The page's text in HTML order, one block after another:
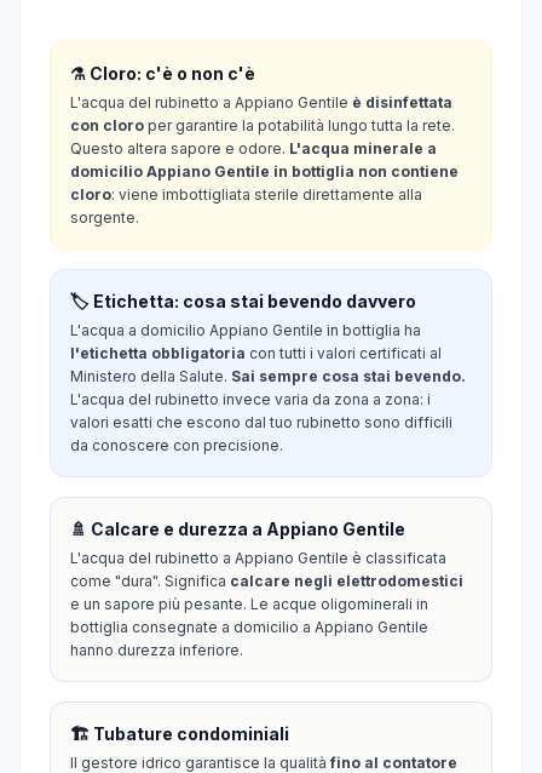
⚗️ Cloro: c'è o non c'è
L'acqua del rubinetto a Appiano Gentile è disinfettata
con cloro per garantire la potabilità lungo tutta la rete.
Questo altera sapore e odore. L'acqua minerale a
domicilio Appiano Gentile in bottiglia non contiene
cloro: viene imbottigliata sterile direttamente alla
sorgente.
🏷️ Etichetta: cosa stai bevendo davvero
L'acqua a domicilio Appiano Gentile in bottiglia ha
l'etichetta obbligatoria con tutti i valori certificati al
Ministero della Salute. Sai sempre cosa stai bevendo.
L'acqua del rubinetto invece varia da zona a zona: i
valori esatti che escono dal tuo rubinetto sono difficili
da conoscere con precisione.
🚿 Calcare e durezza a Appiano Gentile
L'acqua del rubinetto a Appiano Gentile è classificata
come "dura". Significa calcare negli elettrodomestici
e un sapore più pesante. Le acque oligominerali in
bottiglia consegnate a domicilio a Appiano Gentile
hanno durezza inferiore.
🏗️ Tubature condominiali
Il gestore idrico garantisce la qualitàfino al contatore